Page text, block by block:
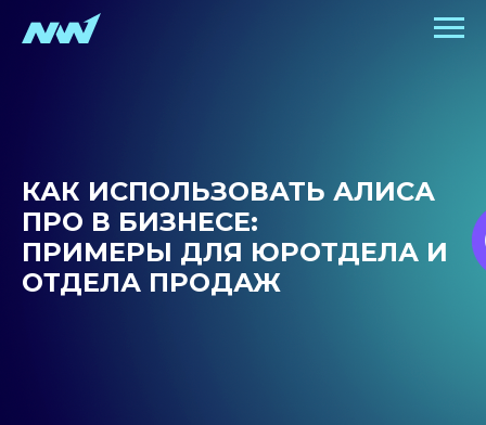
КАК ИСПОЛЬЗОВАТЬ АЛИСА
ПРО В БИЗНЕСЕ:
ПРИМЕРЫ ДЛЯ ЮРОТДЕЛА И
ОТДЕЛА ПРОДАЖ